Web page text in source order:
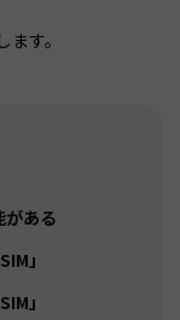
す。
がある
」
」